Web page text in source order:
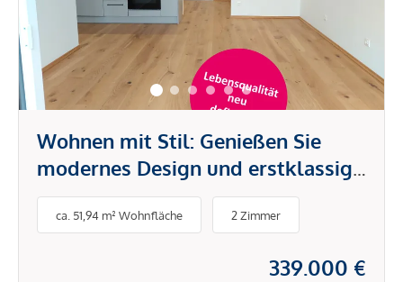
Wohnen mit Stil: Genießen Sie
modernes Design und erstklassige
Annehmlichkeiten
ca. 51,94 m² Wohnfläche 2 Zimmer
339.000 €